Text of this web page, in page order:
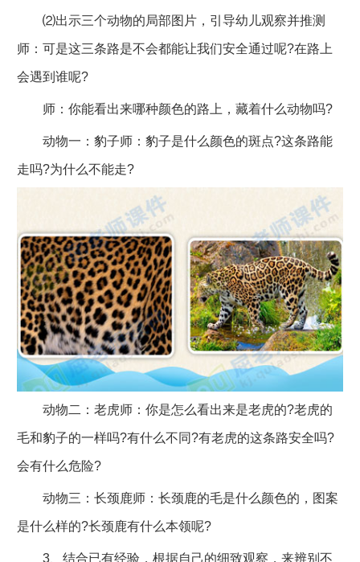
⑵出示三个动物的局部图片，引导幼儿观察并推测
师：可是这三条路是不会都能让我们安全通过呢?在路上
会遇到谁呢?
师：你能看出来哪种颜色的路上，藏着什么动物吗?
动物一：豹子师：豹子是什么颜色的斑点?这条路能
走吗?为什么不能走?
动物二：老虎师：你是怎么看出来是老虎的?老虎的
毛和豹子的一样吗?有什么不同?有老虎的这条路安全吗?
会有什么危险?
动物三：长颈鹿师：长颈鹿的毛是什么颜色的，图案
是什么样的?长颈鹿有什么本领呢?
3、结合已有经验，根据自己的细致观察，来辨别不